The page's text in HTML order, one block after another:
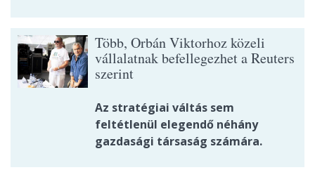
Több, Orbán Viktorhoz közeli
vállalatnak befellegezhet a Reuters
szerint
Az stratégiai váltás sem
feltétlenül elegendő néhány
gazdasági társaság számára.